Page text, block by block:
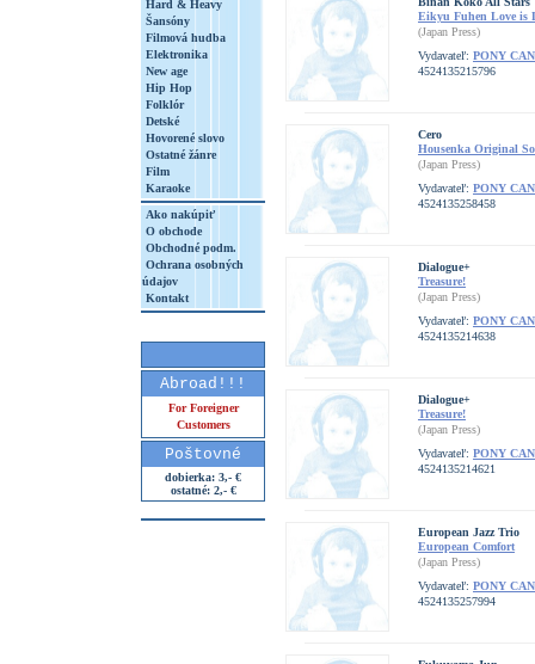
Hard & Heavy
Šansóny
Filmová hudba
Elektronika
New age
Hip Hop
Folklór
Detské
Hovorené slovo
Ostatné žánre
Film
Karaoke
Ako nakúpiť
O obchode
Obchodné podm.
Ochrana osobných
údajov
Kontakt
Abroad!!!
For Foreigner
Customers
Poštovné
dobierka: 3,- €
ostatné: 2,- €
Eikyu Fuhen Love is
(Japan Press)
Vydavateľ: PONY
4524135215796
Cero
Housenka Original
(Japan Press)
Vydavateľ: PONY
4524135258458
Dialogue+
Treasure!
(Japan Press)
Vydavateľ: PONY
4524135214638
Dialogue+
Treasure!
(Japan Press)
Vydavateľ: PONY
4524135214621
European Jazz Trio
European Comfort
(Japan Press)
Vydavateľ: PONY
4524135257994